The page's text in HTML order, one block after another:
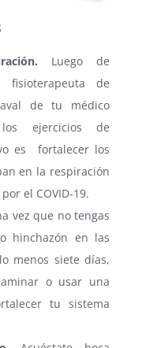
Luego de
de
de tu médico
ejercicios de
es fortalecer los
en la respiración
el COVID-19.
vez que no tengas
hinchazón en las
menos siete días,
o usar una
tu sistema